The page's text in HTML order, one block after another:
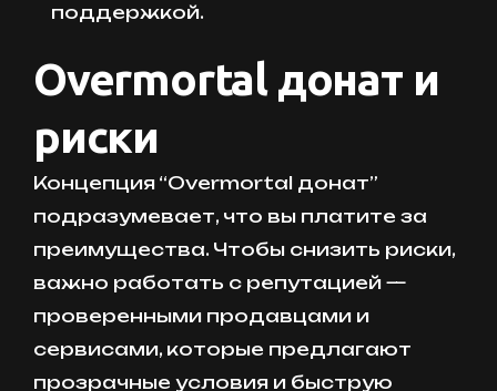
поддержкой.
Overmortal донат и
риски
Концепция “Overmortal донат”
подразумевает, что вы платите за
преимущества. Чтобы снизить риски,
важно работать с репутацией —
проверенными продавцами и
сервисами, которые предлагают
прозрачные условия и быструю